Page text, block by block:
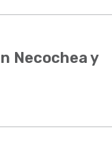
Necochea y